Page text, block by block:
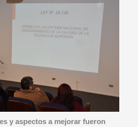
y aspectos a mejorar fueron